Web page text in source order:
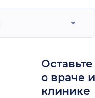
о враче
клинике